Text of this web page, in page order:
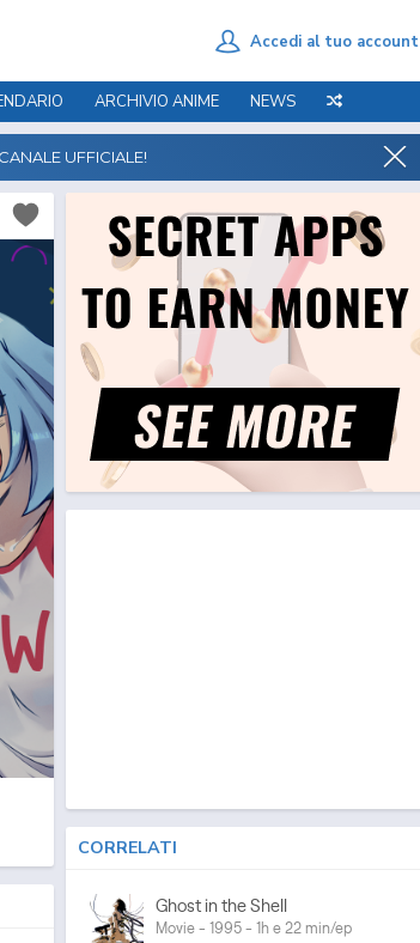
Accedi al tuo account
ARCHIVIO ANIME NEWS
UFFICIALE!
CORRELATI
Ghost in the Shell
Movie - 1995 - 1h e 22 min/ep